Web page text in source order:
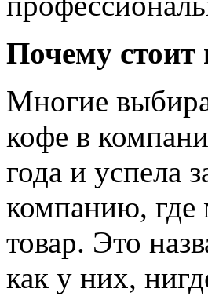
Почему стоит
Многие
кофе в
года и успела
компанию, где
товар. Это
как у них,